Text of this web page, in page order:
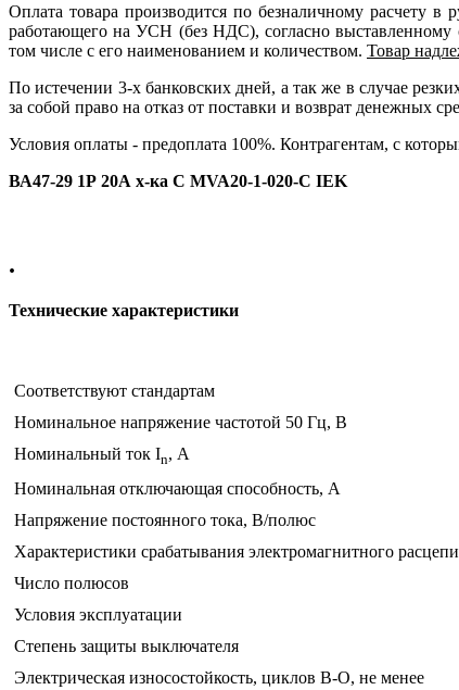
Оплата товара производится по безналичному
работающего на УСН (без НДС), согласно выставленному
том числе с его наименованием и количеством. Товар
По истечении 3-х банковских дней, а так же в случае
за собой право на отказ от поставки и возврат денежных
Условия оплаты - предоплата 100%. Контрагентам, с
ВА47-29 1Р 20А х-ка С MVA20-1-020-С IEK
.
Технические характеристики
Соответствуют стандартам
Номинальное напряжение частотой 50 Гц, В
Номинальный ток In, А
Номинальная отключающая способность, А
Напряжение постоянного тока, В/полюс
Характеристики срабатывания электромагнитного
Число полюсов
Условия эксплуатации
Степень защиты выключателя
Электрическая износостойкость, циклов В-О, не менее